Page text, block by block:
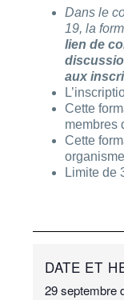
Dans le
19, la
lien de
aux
Cette
membres
Cette
Limite de
DATE ET
29 septembre